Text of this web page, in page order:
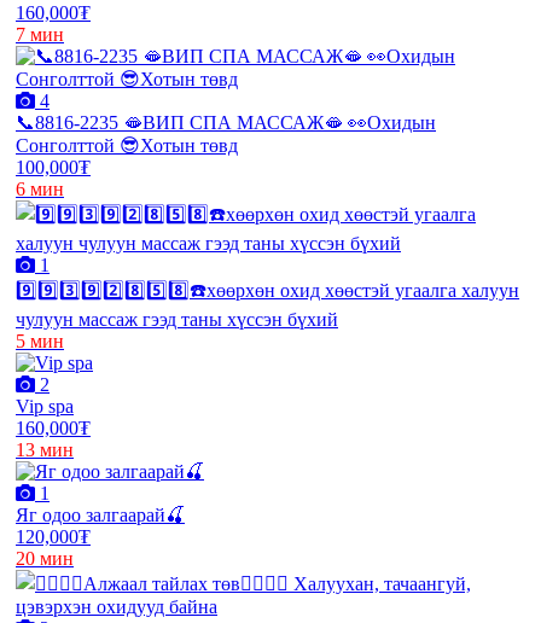
160,000₮
7 мин
4
📞8816-2235 🫦ВИП СПА МАССАЖ🫦 👀Охидын
Сонголттой 😎Хотын төвд
100,000₮
6 мин
1
9️⃣9️⃣3️⃣9️⃣2️⃣8️⃣5️⃣8️⃣☎️хөөрхөн охид хөөстэй угаалга халуун
чулуун массаж гээд таны хүссэн бүхий
5 мин
2
Vip spa
160,000₮
13 мин
1
Яг одоо залгаарай🍒
120,000₮
20 мин